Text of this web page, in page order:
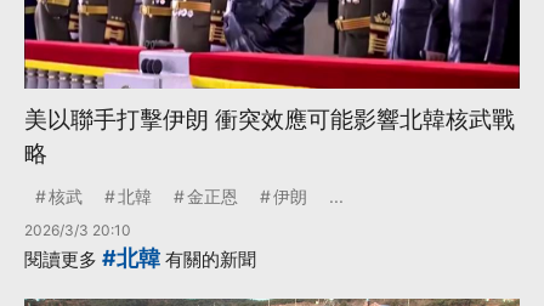
美以聯手打擊伊朗 衝突效應可能影響北韓核武戰
略
核武 北韓 金正恩 伊朗 ...
2026/3/3 20:10
閱讀更多 #北韓 有關的新聞